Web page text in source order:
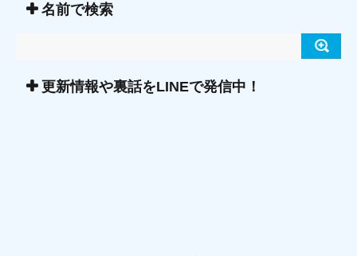
名前で検索
更新情報や裏話をLINEで発信中！